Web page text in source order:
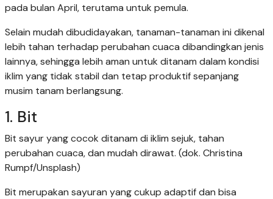
pada bulan April, terutama untuk pemula.
Selain mudah dibudidayakan, tanaman-tanaman ini dikenal
lebih tahan terhadap perubahan cuaca dibandingkan jenis
lainnya, sehingga lebih aman untuk ditanam dalam kondisi
iklim yang tidak stabil dan tetap produktif sepanjang
musim tanam berlangsung.
1. Bit
Bit sayur yang cocok ditanam di iklim sejuk, tahan
perubahan cuaca, dan mudah dirawat. (dok. Christina
Rumpf/Unsplash)
Bit merupakan sayuran yang cukup adaptif dan bisa